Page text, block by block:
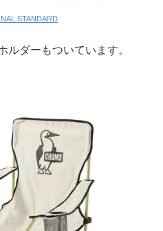
STANDARD
ルダーもついています。